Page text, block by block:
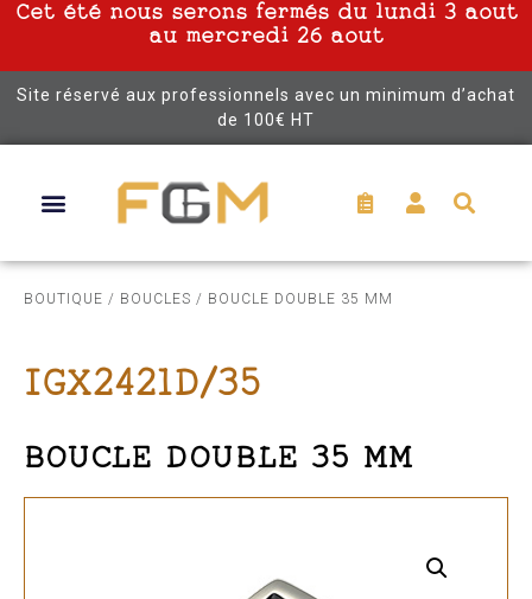
Cet été nous serons fermés du lundi 3 aout
au mercredi 26 aout
Site réservé aux professionnels avec un minimum d’achat
de 100€ HT
BOUTIQUE / BOUCLES / BOUCLE DOUBLE 35 MM
IGX2421D/35
BOUCLE DOUBLE 35 MM